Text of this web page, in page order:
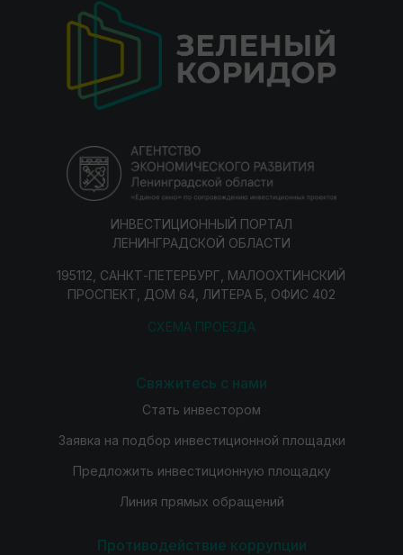
ИНВЕСТИЦИОННЫЙ ПОРТАЛ
ЛЕНИНГРАДСКОЙ ОБЛАСТИ
195112, САНКТ-ПЕТЕРБУРГ, МАЛООХТИНСКИЙ
ПРОСПЕКТ, ДОМ 64, ЛИТЕРА Б, ОФИС 402
СХЕМА ПРОЕЗДА
Свяжитесь с нами
Стать инвестором
Заявка на подбор инвестиционной площадки
Предложить инвестиционную площадку
Линия прямых обращений
Противодействие коррупции